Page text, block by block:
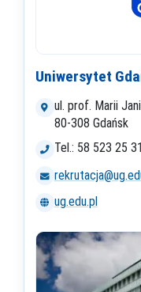
Uniwersytet
ul. prof. Marii
80-308 Gdańsk
Tel.: 58 523 25
ug.edu.pl